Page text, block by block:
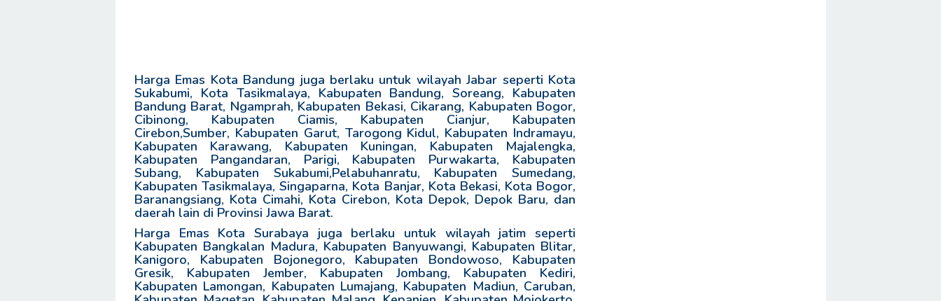
Harga Emas Kota Bandung juga berlaku untuk wilayah Jabar seperti Kota
Sukabumi, Kota Tasikmalaya, Kabupaten Bandung, Soreang, Kabupaten
Bandung Barat, Ngamprah, Kabupaten Bekasi, Cikarang, Kabupaten Bogor,
Cibinong, Kabupaten Ciamis, Kabupaten Cianjur, Kabupaten
Cirebon,Sumber, Kabupaten Garut, Tarogong Kidul, Kabupaten Indramayu,
Kabupaten Karawang, Kabupaten Kuningan, Kabupaten Majalengka,
Kabupaten Pangandaran, Parigi, Kabupaten Purwakarta, Kabupaten
Subang, Kabupaten Sukabumi,Pelabuhanratu, Kabupaten Sumedang,
Kabupaten Tasikmalaya, Singaparna, Kota Banjar, Kota Bekasi, Kota Bogor,
Baranangsiang, Kota Cimahi, Kota Cirebon, Kota Depok, Depok Baru, dan
daerah lain di Provinsi Jawa Barat.
Harga Emas Kota Surabaya juga berlaku untuk wilayah jatim seperti
Kabupaten Bangkalan Madura, Kabupaten Banyuwangi, Kabupaten Blitar,
Kanigoro, Kabupaten Bojonegoro, Kabupaten Bondowoso, Kabupaten
Gresik, Kabupaten Jember, Kabupaten Jombang, Kabupaten Kediri,
Kabupaten Lamongan, Kabupaten Lumajang, Kabupaten Madiun, Caruban,